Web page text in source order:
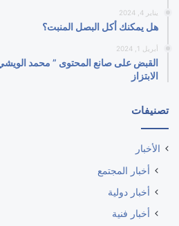
يناير 4, 2024
هل يمكنك أكل البصل المنبت؟
أبريل 1, 2024
القبض على صانع المحتوى ” محمد
الابتزاز
تصنيفات
الأخبار
أخبار المجتمع
أخبار دولية
أخبار فنية